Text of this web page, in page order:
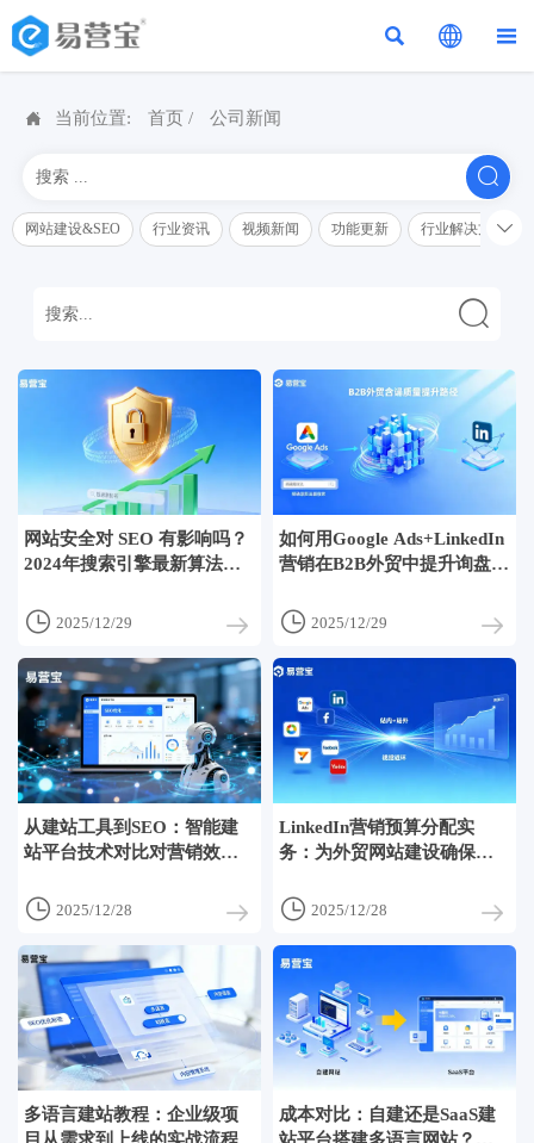
  
 当前位置: 首页 / 公司新闻

网站建设&SEO 行业资讯 视频新闻 功能更新 行业解决方案解读


网站安全对 SEO 有影响吗？
2024年搜索引擎最新算法解
 2025/12/29
如何用Google Ads+LinkedIn
营销在B2B外贸中提升询盘质
 2025/12/29
从建站工具到SEO：智能建
站平台技术对比对营销效果
 2025/12/28
LinkedIn营销预算分配实
务：为外贸网站建设确保最
 2025/12/28
多语言建站教程：企业级项
成本对比：自建还是SaaS建